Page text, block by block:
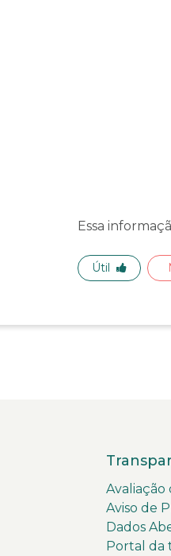
Essa
Útil
Avaliação
Aviso de
Dados
Portal da